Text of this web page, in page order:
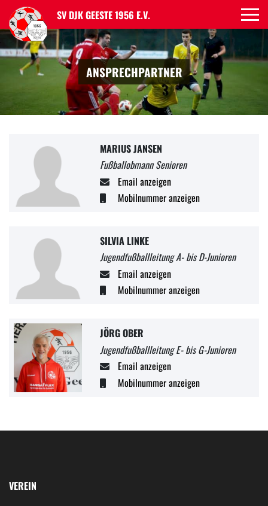
SV DJK GEESTE 1956 E.V.
ANSPRECHPARTNER
MARIUS JANSEN
Fußballobmann Senioren
Email anzeigen
Mobilnummer anzeigen
SILVIA LINKE
Jugendfußballleitung A- bis D-Junioren
Email anzeigen
Mobilnummer anzeigen
JÖRG OBER
Jugendfußballleitung E- bis G-Junioren
Email anzeigen
Mobilnummer anzeigen
VEREIN